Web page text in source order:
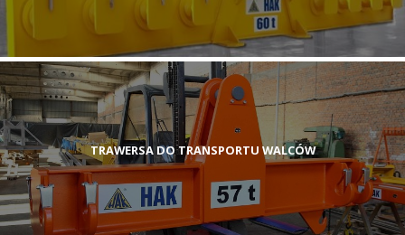
TRAWERSA DO TRANSPORTU WALCÓW